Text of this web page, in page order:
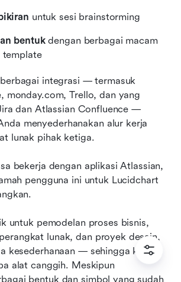
untuk sesi brainstorming
bentuk dengan berbagai macam
template
berbagai integrasi — termasuk
monday.com, Trello, dan yang
dan Atlassian Confluence —
menyederhanakan alur kerja
lunak pihak ketiga.
bekerja dengan aplikasi Atlassian,
pengguna ini untuk Lucidchart
untuk pemodelan proses bisnis,
lunak, dan proyek desain,
kesederhanaan — sehingga kurang
alat canggih. Meskipun
bentuk dan simbol yang sudah